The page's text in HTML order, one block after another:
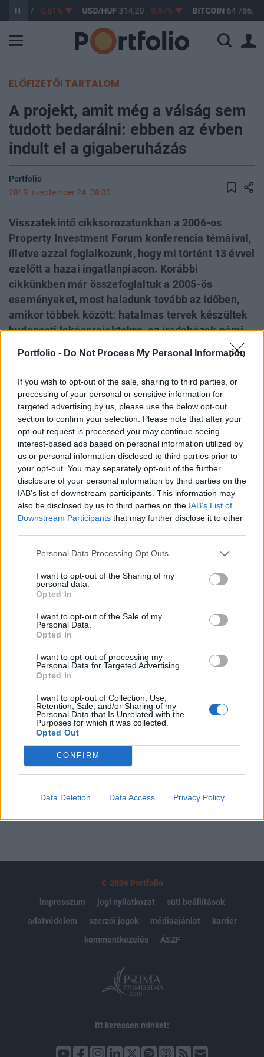
Portfolio - Do Not Process My Personal Information
If you wish to opt-out of the sale, sharing to third parties, or
processing of your personal or sensitive information for
targeted advertising by us, please use the below opt-out
section to confirm your selection. Please note that after your
opt-out request is processed you may continue seeing
interest-based ads based on personal information utilized by
us or personal information disclosed to third parties prior to
your opt-out. You may separately opt-out of the further
disclosure of your personal information by third parties on the
IAB’s list of downstream participants. This information may
also be disclosed by us to third parties on the IAB’s List of
Downstream Participants that may further disclose it to other
Personal Data Processing Opt Outs
I want to opt-out of the Sharing of my
personal data.
Opted In
I want to opt-out of the Sale of my
Personal Data.
Opted In
I want to opt-out of processing my
Personal Data for Targeted Advertising.
Opted In
I want to opt-out of Collection, Use,
Retention, Sale, and/or Sharing of my
Personal Data that Is Unrelated with the
Purposes for which it was collected.
Opted Out
CONFIRM
Data Deletion Data Access Privacy Policy
363,17 -0,61% USD/HUF314,20 -0,87% BITCOIN64 786,76
ELŐFIZETŐI TARTALOM
A projekt, amit még a válság sem
tudott bedarálni: ebben az évben
indult el a gigaberuházás
Portfolio
2019. szeptember 24. 08:30
Visszatekintő cikksorozatunkban a 2006-os
Property Investment Forum konferencia témáival,
illetve azzal foglalkozunk, hogy mi történt 13 évvel
ezelőtt a hazai ingatlanpiacon. Korábbi
cikkünkben már összefoglaltuk a 2005-ös
eseményeket, most haladunk tovább az időben,
amikor többek között: hatalmas tervek készültek
budapesti lakásprojektekre, az irodaházak némi
túlzással kongottak az ürességtől, a retail piacon
beindult az élet az Andrássy úton, illetve
elkezdték talán az egyetlen olyan
városrészfejlesztési projektet, ami túl tudta élni a
válaságot, és átalakításokkal, illetve csúszással,
de hamarosan a végéhez ér. Lássuk, mi történt a
második Property Investment Forumon és 2006-
ban a hazai ingatlanpiacon!
Miről szólt 2006-ban a konferencia? A kétezres évek
közepén a régió kereskedelmi ingatlanpiacának alakulását
meghatározóan a külföldi intézményi tőke irányította. A
rendkívűl aktív fejlesztési és tranzakciós piacok, valamint a
meredeken zuhanó hozamok mögött nagy részben a
külföldi tőke "vásárlási kényszere" állt. A konferencia nagy
KEDVES OLVASÓNK!
A keresett cikk a portfolio.hu hírarchívumához
tartozik, melynek olvasása előfizetéses
regisztrációhoz kötött.
Az előfizetés a következőket tartalmazza:
Kötéslisták: BÉT elmúlt 2 év napon belüli
kötéslistái
Előfizetés
MÁR ELŐFIZETŐNK VAGY? BEJELENTKEZÉS
© 2026 Portfolio
impresszum
jogi nyilatkozat
süti beállítások
adatvédelem
szerzői jogok médiaajánlat
karrier
kommentkezelés
ÁSZF
Itt keressen minket: